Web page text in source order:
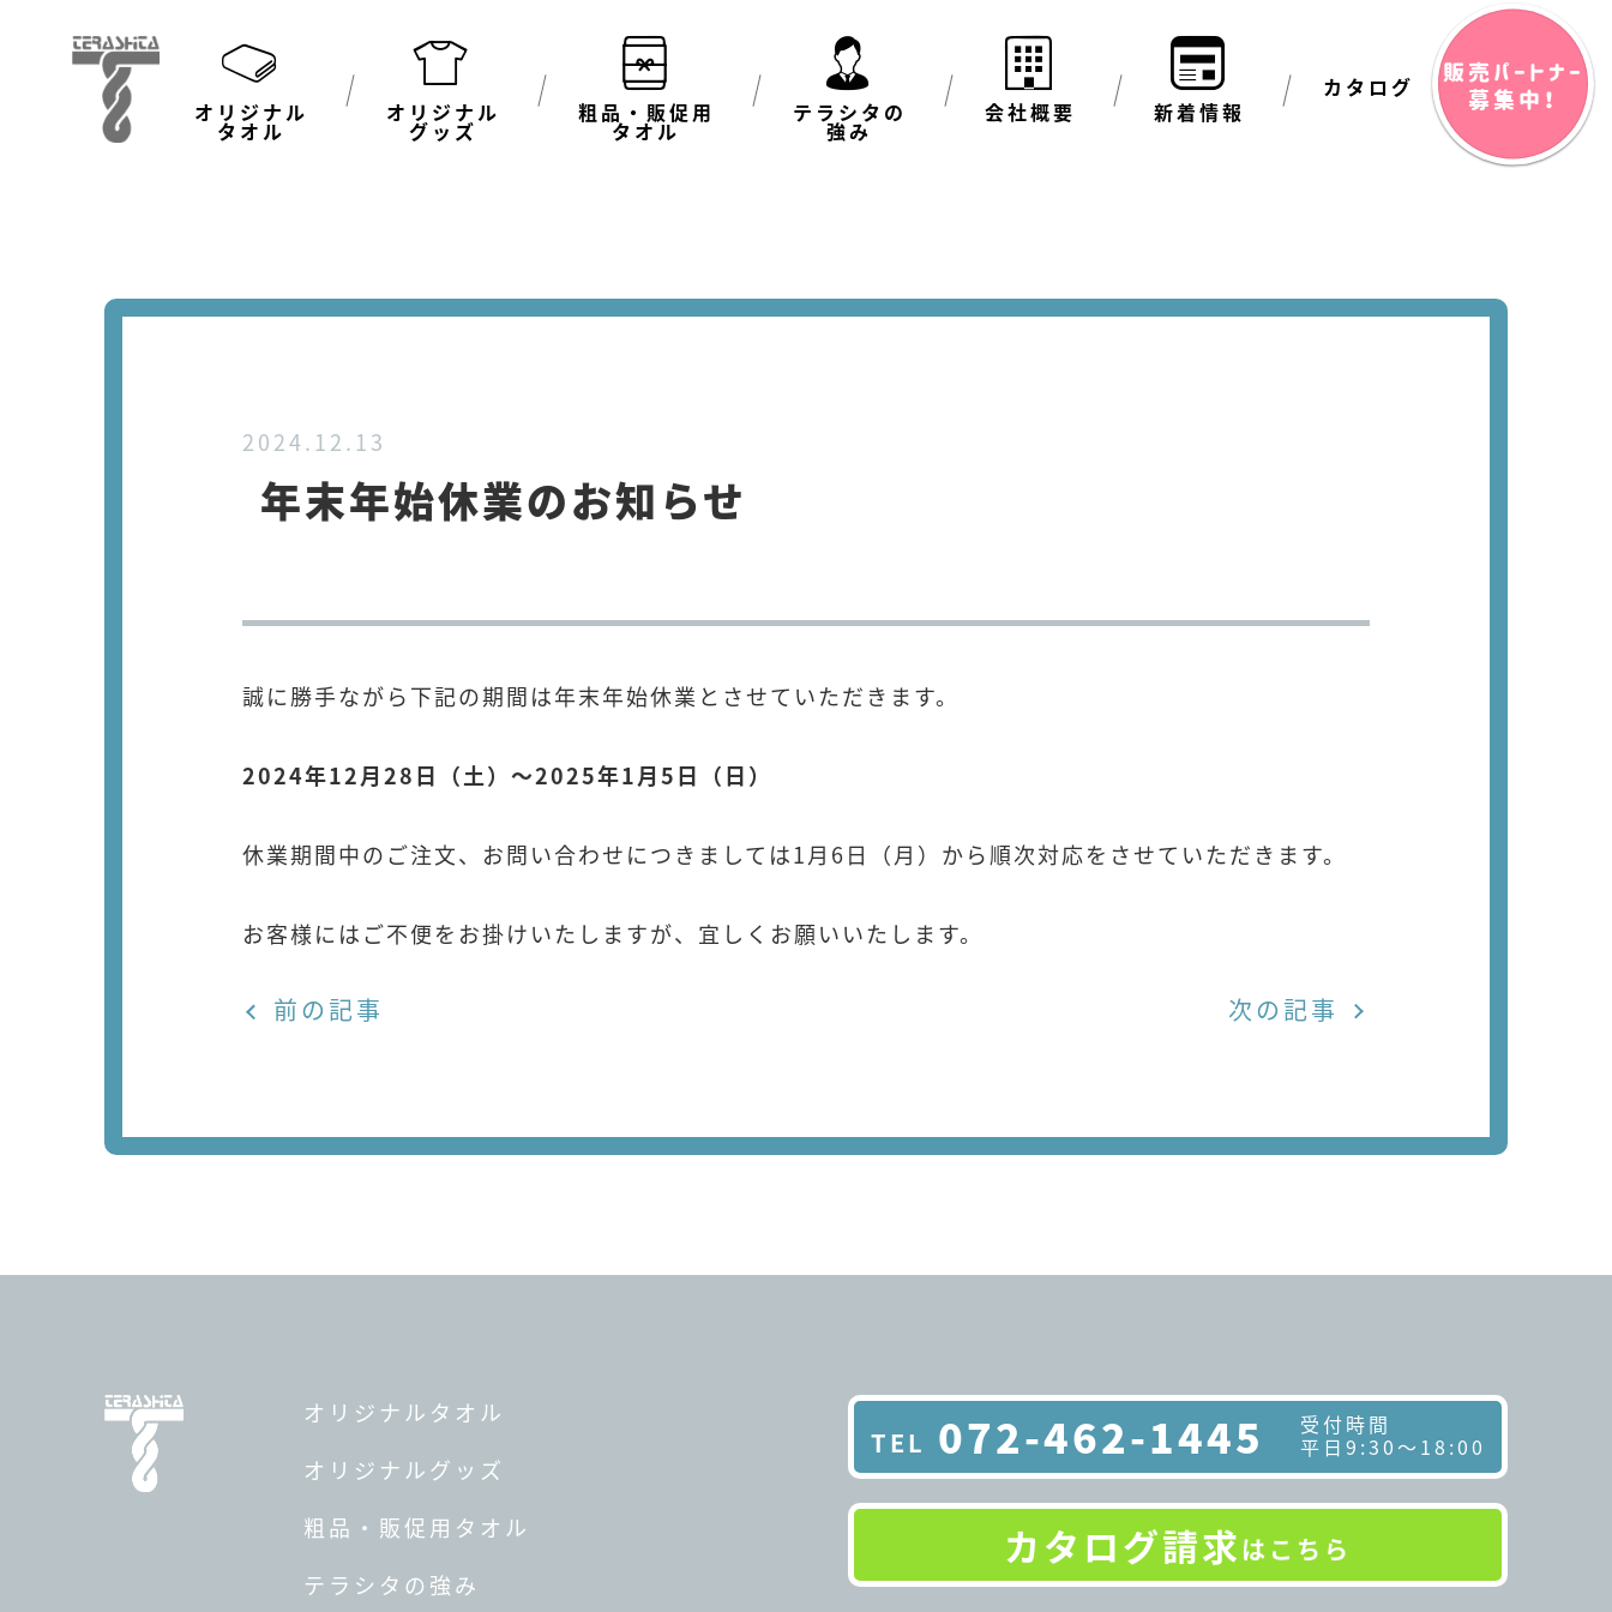
オリジナル
タオル
オリジナル
グッズ
粗品・販促用
タオル
テラシタの
強み
会社概要 新着情報
カタログ
販売パートナー
募集中！
2024.12.13
年末年始休業のお知らせ
誠に勝手ながら下記の期間は年末年始休業とさせていただきます。
2024年12月28日（土）～2025年1月5日（日）
休業期間中のご注文、お問い合わせにつきましては1月6日（月）から順次対応をさせていただきます。
お客様にはご不便をお掛けいたしますが、宜しくお願いいたします。
前の記事 次の記事
オリジナルタオル
オリジナルグッズ
粗品・販促用タオル
テラシタの強み
072-462-1445 受付時間
平日9:30～18:00
カタログ請求 はこちら